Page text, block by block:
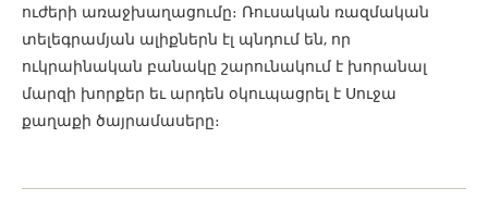
ուժերի առաջխաղացումը։ Ռուսական ռազմական
տելեգրամյան ալիքներն էլ պնդում են, որ
ուկրաինական բանակը շարունակում է խորանալ
մարզի խորքեր եւ արդեն օկուպացրել է Սուջա
քաղաքի ծայրամասերը։